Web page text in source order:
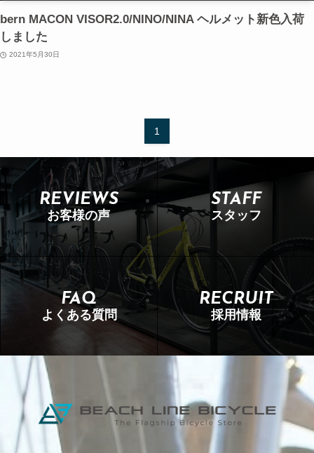
bern MACON VISOR2.0/NINO/NINA ヘルメット新色入荷
しました
2021年5月30日
1
REVIEWS
お客様の声
STAFF
スタッフ
FAQ
よくある質問
RECRUIT
採用情報